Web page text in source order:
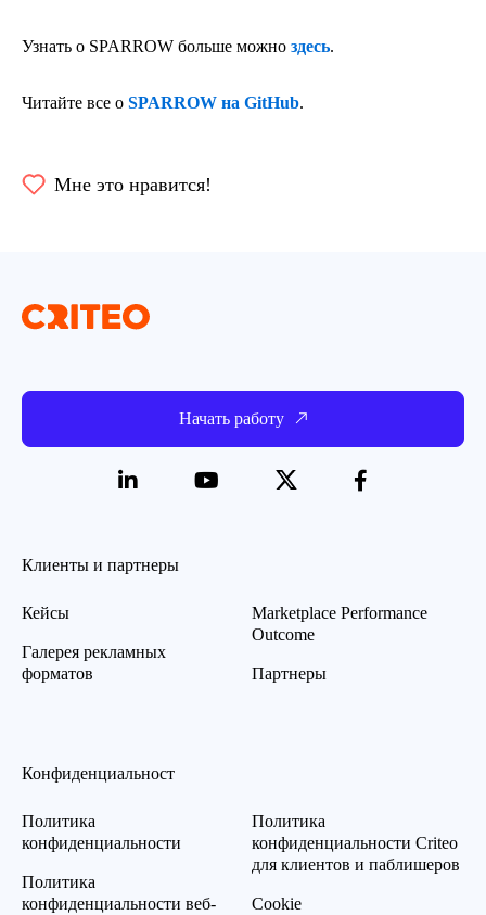
Узнать о SPARROW больше можно здесь.
Читайте все о SPARROW на GitHub.
Мне это нравится!
Начать работу
Клиенты и партнеры
Кейсы
Галерея рекламных
форматов
Marketplace Performance
Outcome
Партнеры
Конфиденциальност
Политика
конфиденциальности
Политика
конфиденциальности веб-
Политика
конфиденциальности Criteo
для клиентов и паблишеров
Cookie